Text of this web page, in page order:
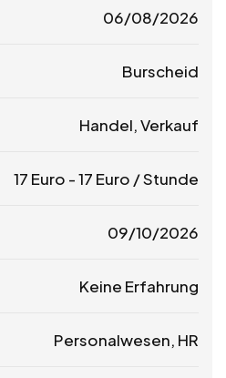
06/08/2026
Burscheid
Handel, Verkauf
17 Euro -17 Euro / Stunde
09/10/2026
Keine Erfahrung
Personalwesen, HR